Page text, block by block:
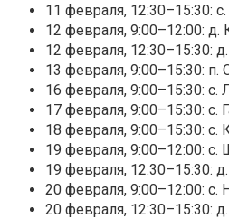
11 февраля, 12:30–15:30:
12 февраля, 9:00–12:00: д.
12 февраля, 12:30–15:30:
13 февраля, 9:00–15:30: п.
16 февраля, 9:00–15:30: с.
17 февраля, 9:00–15:30: с.
18 февраля, 9:00–15:30: с.
19 февраля, 9:00–12:00:
19 февраля, 12:30–15:30:
20 февраля, 9:00–12:00: с.
20 февраля, 12:30–15:30: